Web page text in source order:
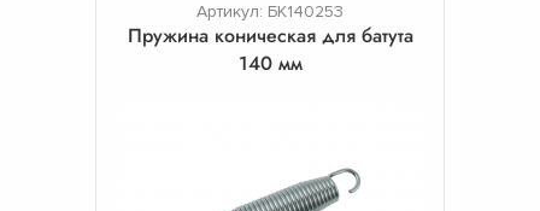
Артикул: БК140253
Пружина коническая для батута
140 мм